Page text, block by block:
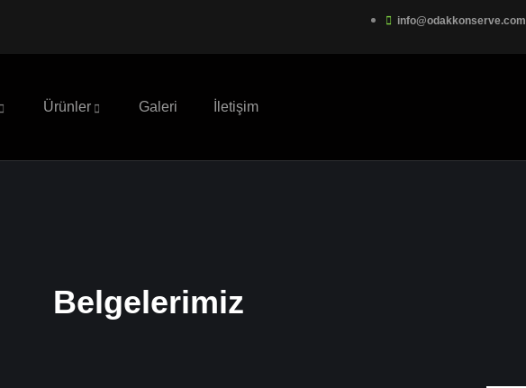
info@odakkonserve.com
Ürünler Galeri İletişim
Belgelerimiz